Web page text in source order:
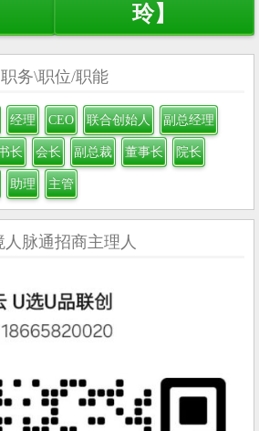
玲】
职务\职位/职能
经理 CEO 联合创始人 副总经理
长 会长 副总裁 董事长 院长
助理 主管
人脉通招商主理人